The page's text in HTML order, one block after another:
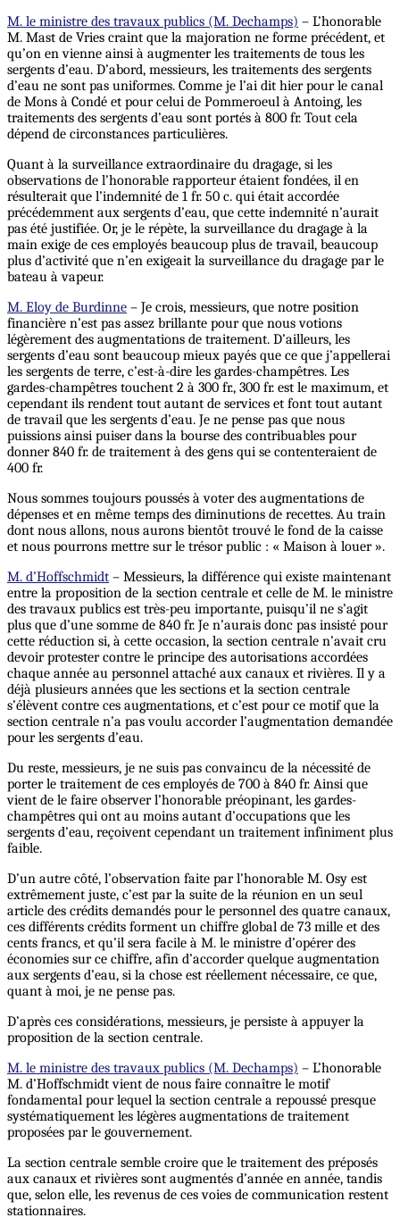
M. le ministre des travaux publics (M. Dechamps) – L’honorable
M. Mast de Vries craint que la majoration ne forme précédent, et
qu’on en vienne ainsi à augmenter les traitements de tous les
sergents d’eau. D’abord, messieurs, les traitements des sergents
d’eau ne sont pas uniformes. Comme je l’ai dit hier pour le canal
de Mons à Condé et pour celui de Pommeroeul à Antoing, les
traitements des sergents d’eau sont portés à 800 fr. Tout cela
dépend de circonstances particulières.
Quant à la surveillance extraordinaire du dragage, si les
observations de l’honorable rapporteur étaient fondées, il en
résulterait que l’indemnité de 1 fr. 50 c. qui était accordée
précédemment aux sergents d’eau, que cette indemnité n’aurait
pas été justifiée. Or, je le répète, la surveillance du dragage à la
main exige de ces employés beaucoup plus de travail, beaucoup
plus d’activité que n’en exigeait la surveillance du dragage par le
bateau à vapeur.
M. Eloy de Burdinne – Je crois, messieurs, que notre position
financière n’est pas assez brillante pour que nous votions
légèrement des augmentations de traitement. D’ailleurs, les
sergents d’eau sont beaucoup mieux payés que ce que j’appellerai
les sergents de terre, c’est-à-dire les gardes-champêtres. Les
gardes-champêtres touchent 2 à 300 fr., 300 fr. est le maximum, et
cependant ils rendent tout autant de services et font tout autant
de travail que les sergents d’eau. Je ne pense pas que nous
puissions ainsi puiser dans la bourse des contribuables pour
donner 840 fr. de traitement à des gens qui se contenteraient de
400 fr.
Nous sommes toujours poussés à voter des augmentations de
dépenses et en même temps des diminutions de recettes. Au train
dont nous allons, nous aurons bientôt trouvé le fond de la caisse
et nous pourrons mettre sur le trésor public : « Maison à louer ».
M. d’Hoffschmidt – Messieurs, la différence qui existe maintenant
entre la proposition de la section centrale et celle de M. le ministre
des travaux publics est très-peu importante, puisqu’il ne s’agit
plus que d’une somme de 840 fr. Je n’aurais donc pas insisté pour
cette réduction si, à cette occasion, la section centrale n’avait cru
devoir protester contre le principe des autorisations accordées
chaque année au personnel attaché aux canaux et rivières. Il y a
déjà plusieurs années que les sections et la section centrale
s’élèvent contre ces augmentations, et c’est pour ce motif que la
section centrale n’a pas voulu accorder l’augmentation demandée
pour les sergents d’eau.
Du reste, messieurs, je ne suis pas convaincu de la nécessité de
porter le traitement de ces employés de 700 à 840 fr. Ainsi que
vient de le faire observer l’honorable préopinant, les gardes-
champêtres qui ont au moins autant d’occupations que les
sergents d’eau, reçoivent cependant un traitement infiniment plus
faible.
D’un autre côté, l’observation faite par l’honorable M. Osy est
extrêmement juste, c’est par la suite de la réunion en un seul
article des crédits demandés pour le personnel des quatre canaux,
ces différents crédits forment un chiffre global de 73 mille et des
cents francs, et qu’il sera facile à M. le ministre d’opérer des
économies sur ce chiffre, afin d’accorder quelque augmentation
aux sergents d’eau, si la chose est réellement nécessaire, ce que,
quant à moi, je ne pense pas.
D’après ces considérations, messieurs, je persiste à appuyer la
proposition de la section centrale.
M. le ministre des travaux publics (M. Dechamps) – L’honorable
M. d’Hoffschmidt vient de nous faire connaître le motif
fondamental pour lequel la section centrale a repoussé presque
systématiquement les légères augmentations de traitement
proposées par le gouvernement.
La section centrale semble croire que le traitement des préposés
aux canaux et rivières sont augmentés d’année en année, tandis
que, selon elle, les revenus de ces voies de communication restent
stationnaires.